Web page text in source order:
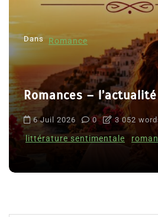
Dans Romance
Romances –
6 Juil 2026 0 3 052
littérature sentimentale